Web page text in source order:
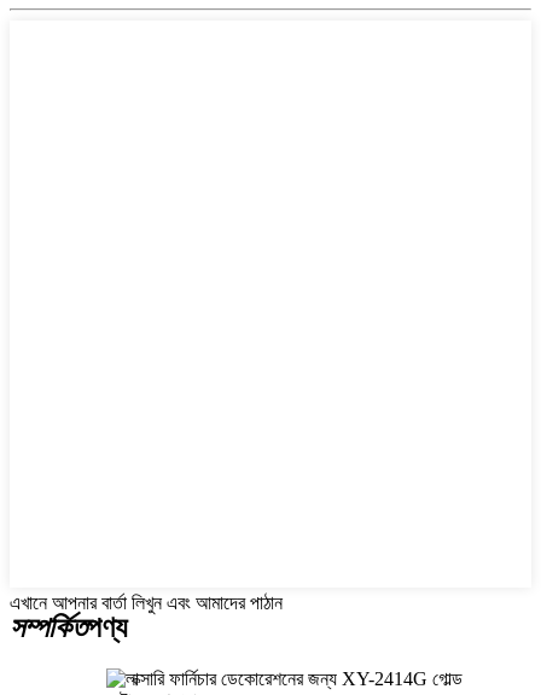
এখানে আপনার বার্তা লিখুন এবং আমাদের পাঠান
সম্পর্কিতপণ্য